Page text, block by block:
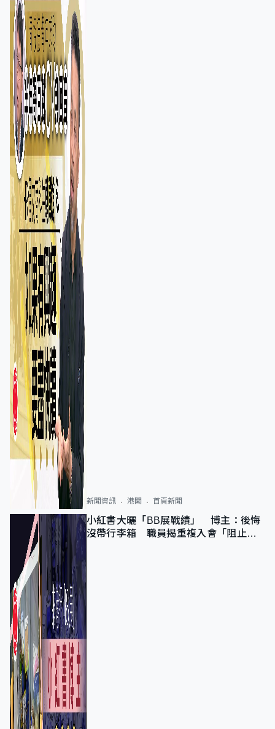
新聞資訊 港聞 首頁新聞
小紅書大曬「BB展戰績」 博主：後悔
沒帶行李箱 職員揭重複入會「阻止唔